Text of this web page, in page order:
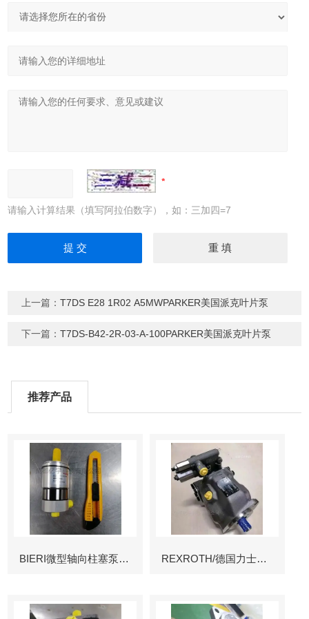
请输入计算结果（填写阿拉伯数字），如：三加四=7
上一篇：T7DS E28 1R02 A5MWPARKER美国派克叶片泵
下一篇：T7DS-B42-2R-03-A-100PARKER美国派克叶片泵
推荐产品
BIERI微型轴向柱塞泵AKP REXROTH/德国力士乐叶片泵